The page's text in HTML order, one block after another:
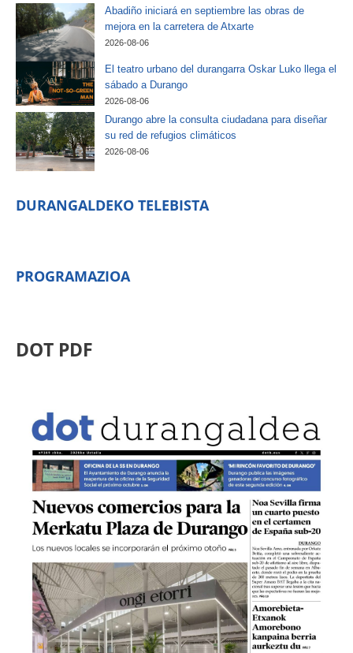
Abadiño iniciará en septiembre las obras de
mejora en la carretera de Atxarte
2026-08-06
El teatro urbano del durangarra Oskar Luko llega el
sábado a Durango
2026-08-06
Durango abre la consulta ciudadana para diseñar
su red de refugios climáticos
2026-08-06
DURANGALDEKO TELEBISTA
PROGRAMAZIOA
DOT PDF